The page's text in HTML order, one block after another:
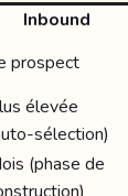
Inbound
prospect
élevée
sélection)
(phase de